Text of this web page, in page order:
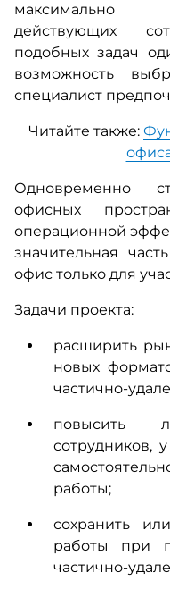
максимально
действующих
подобных задач
возможность
специалист
Читайте также:
Одновременно
офисных
операционной
значительная
офис только для
Задачи проекта:
расширить
новых
частично-
повысить
сотрудников,
работы;
сохранить
работы при
частично-